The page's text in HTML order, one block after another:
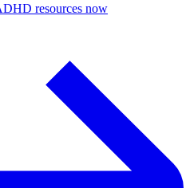
resources now